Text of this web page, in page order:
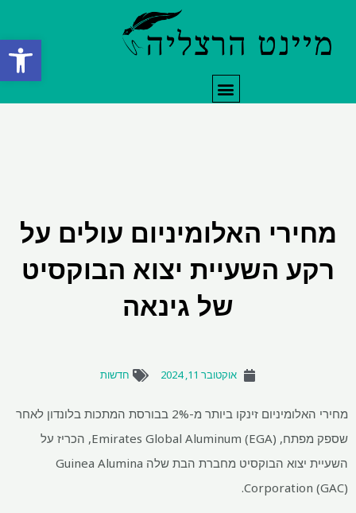
פתח
תפריט
מחירי האלומיניום עולים על
רקע השעיית יצוא הבוקסיט
של גינאה
אוקטובר 11, 2024 חדשות
מחירי האלומיניום זינקו ביותר מ-2% בבורסת המתכות בלונדון לאחר
שספק מפתח, Emirates Global Aluminum (EGA), הכריז על
השעיית יצוא הבוקסיט מחברת הבת שלה Guinea Alumina
Corporation (GAC).